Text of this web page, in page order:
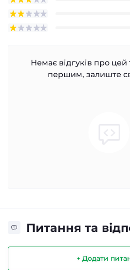
Немає відгуків про цей
першим, залиште
Питання та
+ Додати